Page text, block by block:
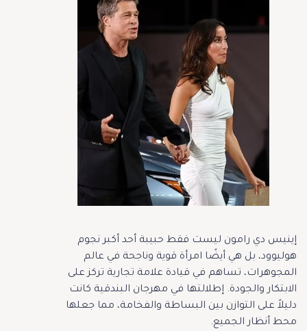
إينيس دي رامون ليست فقط حبيبة أحد أكبر نجوم
هوليوود، بل هي أيضًا امرأة قوية وناجحة في عالم
المجوهرات، تساهم في قيادة علامة تجارية تركز على
الابتكار والجودة. إطلالتها في مهرجان البندقية كانت
دليلاً على التوازن بين البساطة والفخامة، مما جعلها
محط أنظار الجميع.